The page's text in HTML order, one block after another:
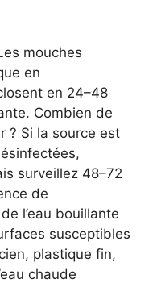
mouches
en
en 24–48
Combien de
? Si la source est
surveillez 48–72
de
l’eau bouillante
susceptibles
plastique fin,
chaude